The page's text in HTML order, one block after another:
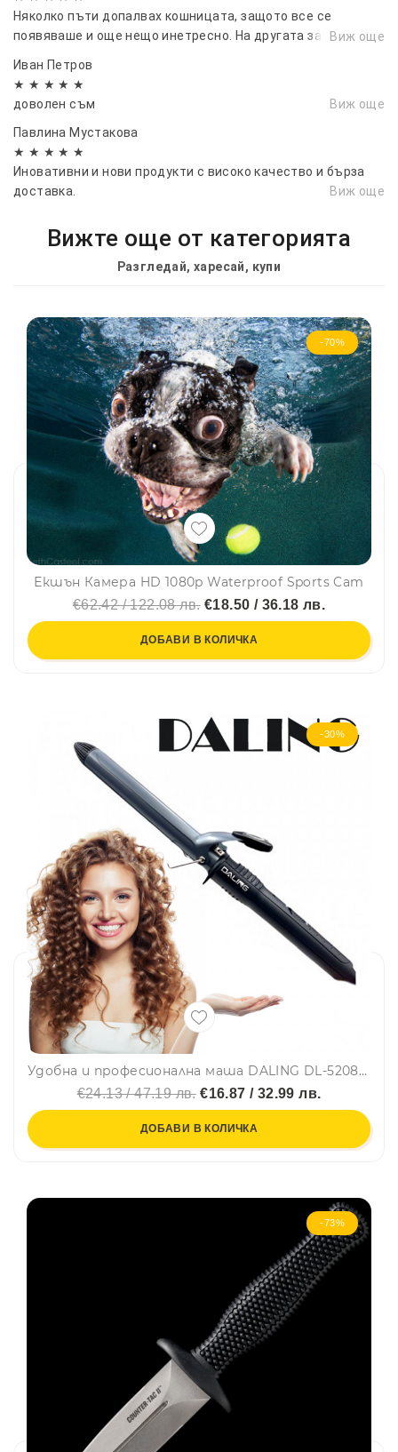
Няколко пъти допалвах кошницата, защото все се
появяваше и още нещо инетресно. На другата заплата пак
Виж още
Иван Петров
★ ★ ★ ★ ★
доволен съм
Виж още
Павлина Мустакова
★ ★ ★ ★ ★
Иновативни и нови продукти с високо качество и бърза
доставка.
Виж още
Вижте още от категорията
Разгледай, харесай, купи
-70%
Екшън Камера HD 1080p Waterproof Sports Cam
€62.42 / 122.08 лв.€18.50 / 36.18 лв.
ДОБАВИ В КОЛИЧКА
-30%
Удобна и професионална маша DALING DL-5208 за перфектни къдрици✨ с въртящ се на 360° кабел
€24.13 / 47.19 лв.€16.87 / 32.99 лв.
ДОБАВИ В КОЛИЧКА
-73%